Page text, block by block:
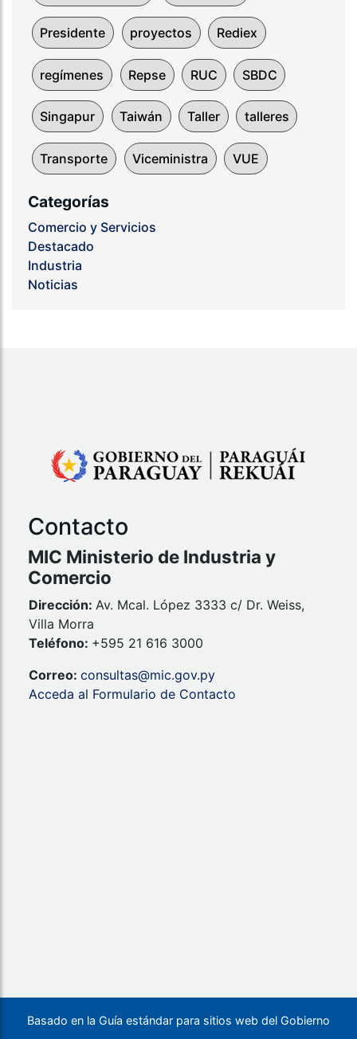
Presidente proyectos Rediex
regímenes Repse RUC SBDC
Singapur Taiwán Taller talleres
Transporte Viceministra VUE
Categorías
Comercio y Servicios
Destacado
Industria
Noticias
Contacto
MIC Ministerio de Industria y
Comercio
Dirección: Av. Mcal. López 3333 c/ Dr. Weiss,
Villa Morra
Teléfono: +595 21 616 3000
Correo: consultas@mic.gov.py
Acceda al Formulario de Contacto
Basado en la Guía estándar para sitios web del Gobierno